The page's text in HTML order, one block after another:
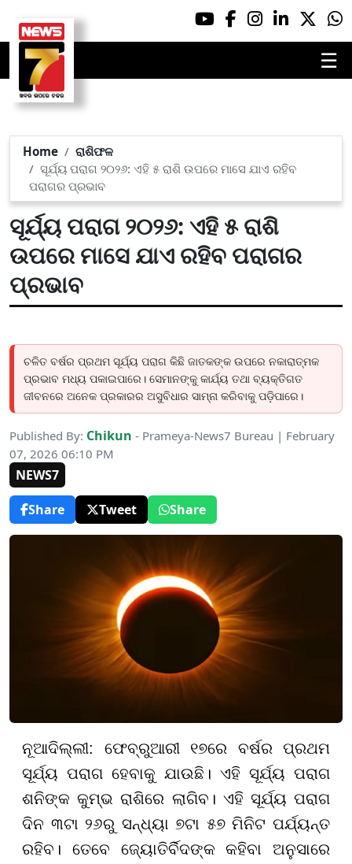
☰
Home
ରାଶିଫଳ
ସୂର୍ଯ୍ୟ ପରାଗ ୨୦୨୬: ଏହି ୫ ରାଶି ଉପରେ ମାସେ ଯାଏ ରହିବ
ପରାଗର ପ୍ରଭାବ
ସୂର୍ଯ୍ୟ ପରାଗ ୨୦୨୬: ଏହି ୫ ରାଶି
ଉପରେ ମାସେ ଯାଏ ରହିବ ପରାଗର
ପ୍ରଭାବ
ଚଳିତ ବର୍ଷର ପ୍ରଥମ ସୂର୍ଯ୍ୟ ପରାଗ କିଛି ଜାତକଙ୍କ ଉପରେ ନକାରାତ୍ମକ
ପ୍ରଭାବ ମଧ୍ୟ ପକାଇପାରେ। ସେମାନଙ୍କୁ କାର୍ଯ୍ୟ ତଥା ବ୍ୟକ୍ତିଗତ
ଜୀବନରେ ଅନେକ ପ୍ରକାରର ଅସୁବିଧାର ସାମ୍ନା କରିବାକୁ ପଡ଼ିପାରେ।
Published By: Chikun - Prameya-News7 Bureau | February
07, 2026 06:10 PM
NEWS7
Share
Tweet Share
ନୂଆଦିଲ୍ଲୀ: ଫେବ୍ରୁଆରୀ ୧୭ରେ ବର୍ଷର ପ୍ରଥମ
ସୂର୍ଯ୍ୟ ପରାଗ ହେବାକୁ ଯାଉଛି। ଏହି ସୂର୍ଯ୍ୟ ପରାଗ
ଶନିଙ୍କ କୁମ୍ଭ ରାଶିରେ ଲାଗିବ। ଏହି ସୂର୍ଯ୍ୟ ପରାଗ
ଦିନ ୩ଟା ୨୬ରୁ ସନ୍ଧ୍ୟା ୭ଟା ୫୭ ମିନିଟ ପର୍ଯ୍ୟନ୍ତ
ରହିବ। ତେବେ ଜ୍ୟୋତିର୍ବିଦଙ୍କ କହିବା ଅନୁସାରେ